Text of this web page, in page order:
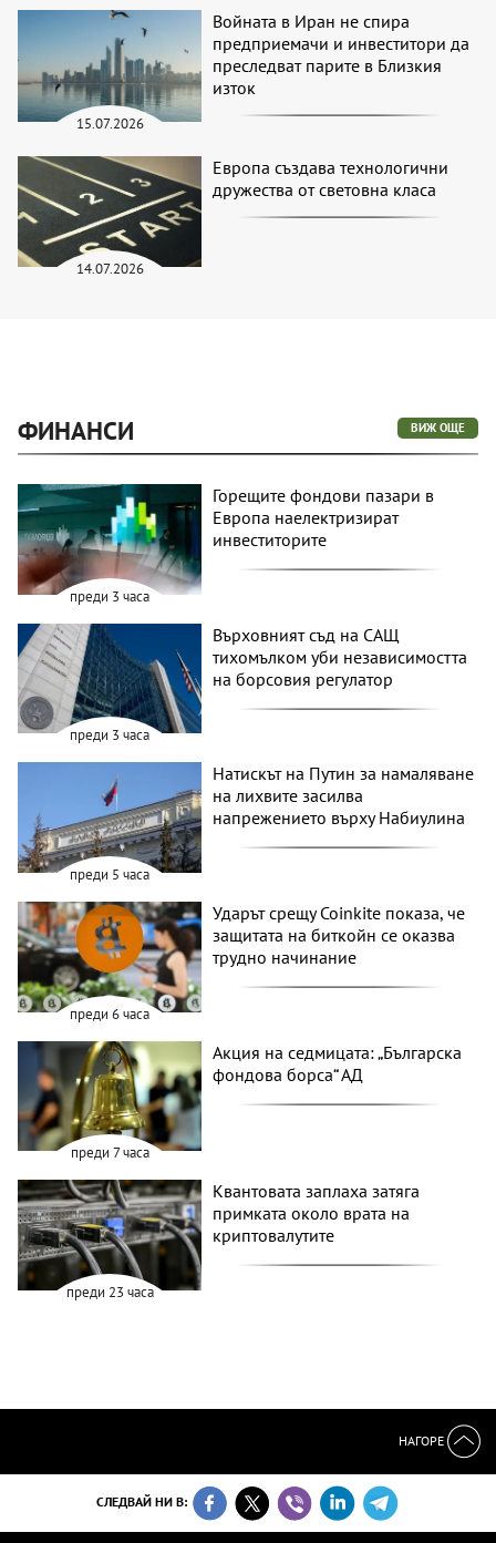
15.07.2026
Войната в Иран не спира
предприемачи и инвеститори да
преследват парите в Близкия
изток
14.07.2026
Европа създава технологични
дружества от световна класа
ФИНАНСИ ВИЖ ОЩЕ
преди 3 часа
Горещите фондови пазари в
Европа наелектризират
инвеститорите
преди 3 часа
Върховният съд на САЩ
тихомълком уби независимостта
на борсовия регулатор
преди 5 часа
Натискът на Путин за намаляване
на лихвите засилва
напрежението върху Набиулина
преди 6 часа
Ударът срещу Coinkite показа, че
защитата на биткойн се оказва
трудно начинание
преди 7 часа
Акция на седмицата: „Българска
фондова борса“ АД
преди 23 часа
Квантовата заплаха затяга
примката около врата на
криптовалутите
НАГОРЕ
СЛЕДВАЙ НИ В: